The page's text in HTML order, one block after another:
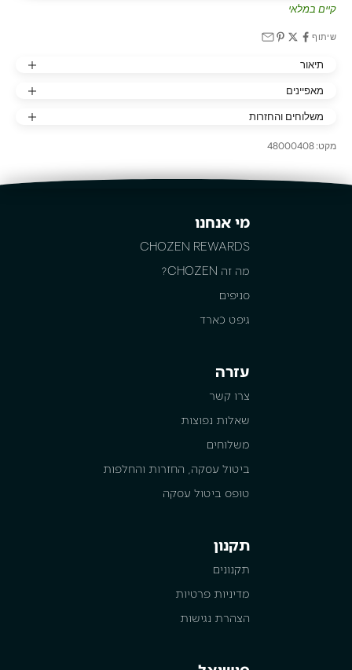
קיים במלאי
שיתוף
תיאור
מאפיינים
משלוחים והחזרות
מקט: 48000408
מי אנחנו
CHOZEN REWARDS
מה זה CHOZEN?
סניפים
גיפט כארד
עזרה
צרו קשר
שאלות נפוצות
משלוחים
ביטול עסקה, החזרות והחלפות
טופס ביטול עסקה
תקנון
תקנונים
מדיניות פרטיות
הצהרת נגישות